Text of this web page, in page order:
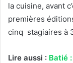
la cuisine, avant
premières
cinq stagiaires à
Lire aussi : Batié